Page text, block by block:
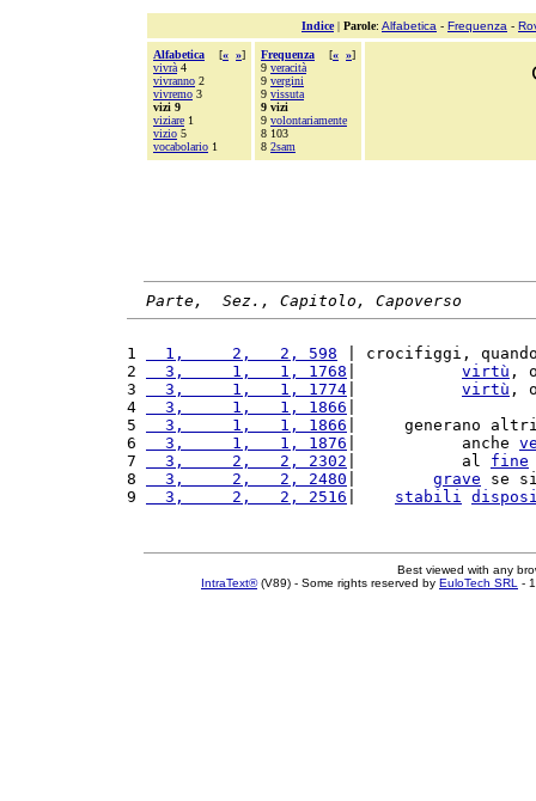
Indice| Parole: Alfabetica - Frequenza -
Alfabetica [« »]
vivrà 4
vivranno 2
vivremo 3
vizi 9
viziare 1
vizio 5
vocabolario 1
Frequenza [« »]
9 veracità
9 vergini
9 vissuta
9 vizi
9 volontariamente
8 103
8 2sam
Parte,  Sez., Capitolo, Capoverso
1
  1,     2,   2, 598
| crocifiggi,
2
  3,     1,   1, 1768
virtù ,
3
  3,     1,   1, 1774
virtù ,
4
  3,     1,   1, 1866
5
  3,     1,   1, 1866
|     generano
6
  3,     1,   1, 1876
|           anche
7
  3,     2,   2, 2302
|           al fine
8
  3,     2,   2, 2480
grave se
9
  3,     2,   2, 2516
stabili
Best viewed with any
IntraText®(V89) - Some rights reserved by EuloTech SRL -